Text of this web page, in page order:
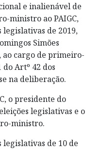
e inalienável de
ministro ao PAIGC,
de 2019,
Simões
ao cargo de primeiro-
Artº 42 dos
na deliberação.
o presidente do
legislativas e o
ministro.
legislativas de 10 de